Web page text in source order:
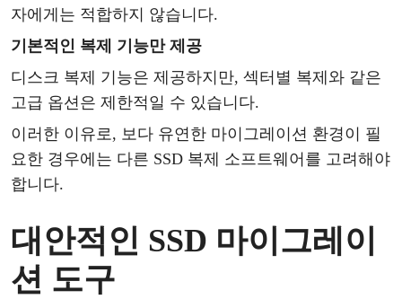
자에게는 적합하지 않습니다.
기본적인 복제 기능만 제공
디스크 복제 기능은 제공하지만, 섹터 별 복제와 같은
고급 옵션은 제한적일 수 있습니다.
이러한 이유로, 보다 유연한 마이그레이션 환경이 필
요한 경우에는 다른 SSD 복제 소프트웨어를 고려해야
합니다.
대안적인 SSD 마이그레이
션 도구